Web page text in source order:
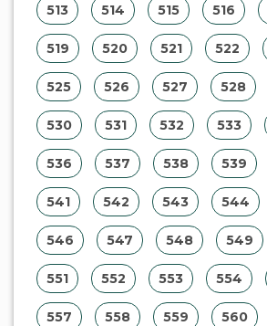
513 514 515 516
519 520 521 522
525 526 527 528
530 531 532 533
536 537 538 539
541 542 543 544
546 547 548 549
551 552 553 554
557 558 559 560